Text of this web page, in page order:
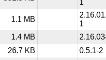
1
1.1 MB
1
1.4 MB
26.7 KB
0.5.1-2